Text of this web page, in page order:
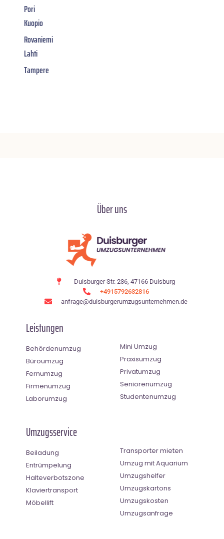
Pori
Kuopio
Rovaniemi
Lahti
Tampere
Über uns
Duisburger Str. 236, 47166 Duisburg
+4915792632816
anfrage@duisburgerumzugsunternehmen.de
Leistungen
Behördenumzug
Büroumzug
Fernumzug
Firmenumzug
Laborumzug
Mini Umzug
Praxisumzug
Privatumzug
Seniorenumzug
Studentenumzug
Umzugsservice
Beiladung
Entrümpelung
Halteverbotszone
Klaviertransport
Möbellift
Transporter mieten
Umzug mit Aquarium
Umzugshelfer
Umzugskartons
Umzugskosten
Umzugsanfrage